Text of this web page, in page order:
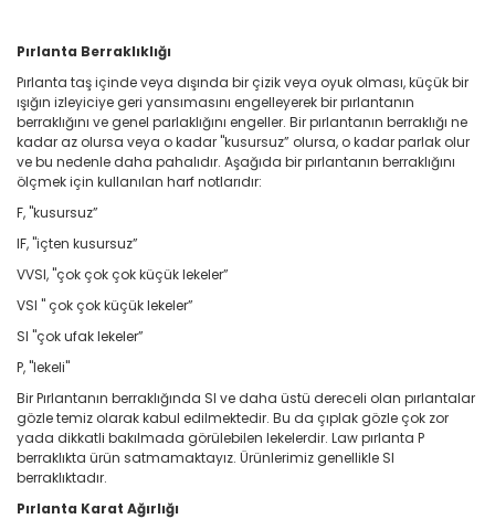
Pırlanta Berraklıklığı
Pırlanta taş içinde veya dışında bir çizik veya oyuk olması, küçük bir
ışığın izleyiciye geri yansımasını engelleyerek bir pırlantanın
berraklığını ve genel parlaklığını engeller. Bir pırlantanın berraklığı ne
kadar az olursa veya o kadar "kusursuz” olursa, o kadar parlak olur
ve bu nedenle daha pahalıdır. Aşağıda bir pırlantanın berraklığını
ölçmek için kullanılan harf notlarıdır:
F, "kusursuz”
IF, "içten kusursuz”
VVSI, "çok çok çok küçük lekeler”
VSI " çok çok küçük lekeler”
SI "çok ufak lekeler”
P, "lekeli"
Bir Pırlantanın berraklığında SI ve daha üstü dereceli olan pırlantalar
gözle temiz olarak kabul edilmektedir. Bu da çıplak gözle çok zor
yada dikkatli bakılmada görülebilen lekelerdir. Law pırlanta P
berraklıkta ürün satmamaktayız. Ürünlerimiz genellikle SI
berraklıktadır.
Pırlanta Karat Ağırlığı